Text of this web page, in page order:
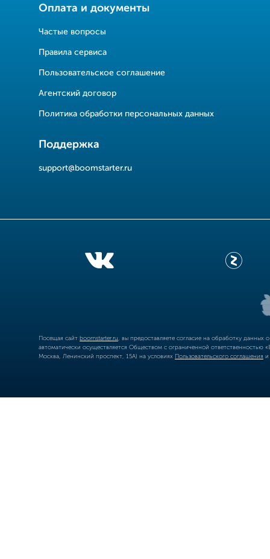
Оплата и документы
Частые вопросы
Правила сервиса
Пользовательское соглашение
Агентский договор
Политика обработки персональных данных
Поддержка
support@boomstarter.ru
Посещая сайт boomstarter.ru , вы предоставляете согласие на обработку
автоматически осуществляется Обществом с ограниченной
Москва, Ленинский проспект, 15А) на условиях Пользовательского соглашения и